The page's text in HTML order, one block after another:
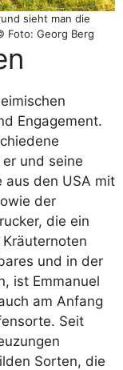
sieht man die
Foto: Georg Berg
Engagement.
und seine
aus den USA mit
der
die ein
und in der
ist Emmanuel
am Anfang
Seit
Sorten, die